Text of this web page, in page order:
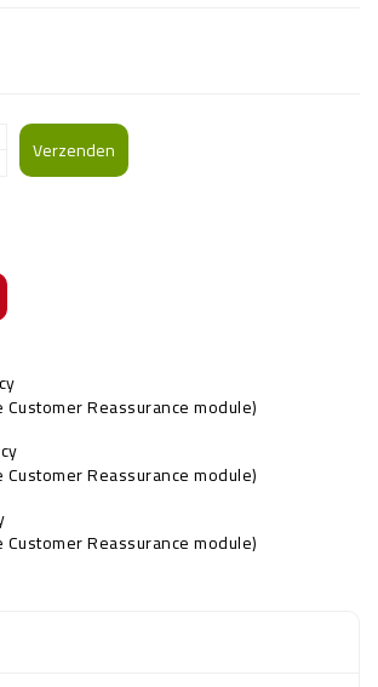
Verzenden
Reassurance module)
Reassurance module)
Reassurance module)